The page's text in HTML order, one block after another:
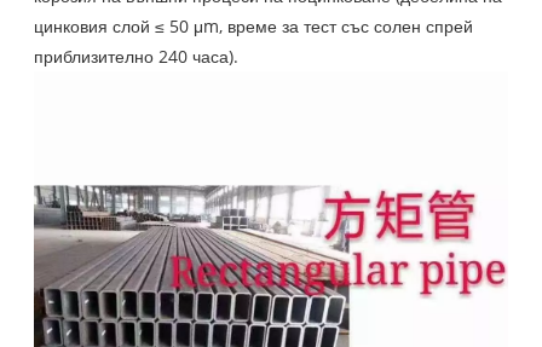
цинковия слой ≤ 50 μm, време за тест със солен спрей
приблизително 240 часа).